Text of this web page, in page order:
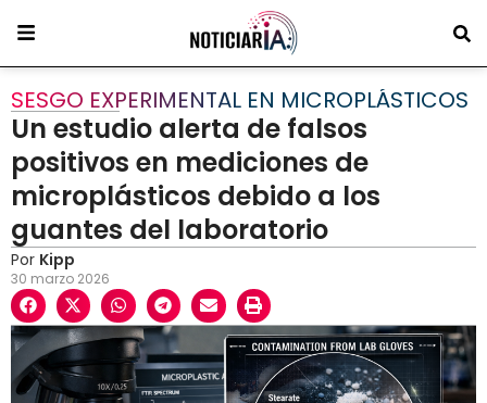
SESGO EXPERIMENTAL EN MICROPLÁSTICOS
Un estudio alerta de falsos
positivos en mediciones de
microplásticos debido a los
guantes del laboratorio
Por Kipp
30 marzo 2026